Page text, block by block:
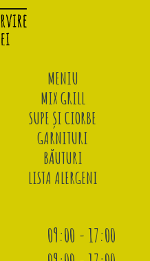
MENIU
MIX GRILL
SUPE ȘI CIORBE
GARNITURI
BĂUTURI
LISTA ALERGENI
09:00 - 17:00